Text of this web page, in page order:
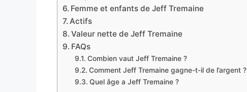
Femme et enfants de Jeff Tremaine
Actifs
Valeur nette de Jeff Tremaine
FAQs
Combien vaut Jeff Tremaine ?
Comment Jeff Tremaine gagne-t-il de l’argent ?
Quel âge a Jeff Tremaine ?